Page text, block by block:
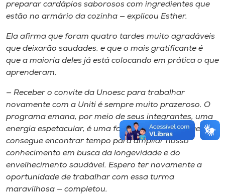
preparar cardápios saborosos com ingredientes que
estão no armário da cozinha — explicou Esther.
Ela afirma que foram quatro tardes muito agradáveis
que deixarão saudades, e que o mais gratificante é
que a maioria deles já está colocando em prática o que
aprenderam.
— Receber o convite da Unoesc para trabalhar
novamente com a Uniti é sempre muito prazeroso. O
programa emana, por meio de seus integrantes, uma
energia espetacular, é uma fase da vida onde a gente
consegue encontrar tempo para ampliar nosso
conhecimento em busca da longevidade e do
envelhecimento saudável. Espero ter novamente a
oportunidade de trabalhar com essa turma
maravilhosa — completou.